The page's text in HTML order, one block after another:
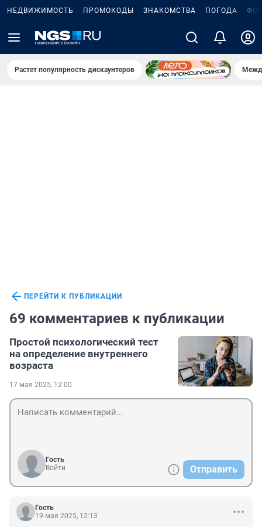
НЕДВИЖИМОСТЬ ПРОМОКОДЫ ЗНАКОМСТВА ПОГОДА
Растет популярность дискаунтеров
ПЕРЕЙТИ К ПУБЛИКАЦИИ
69 комментариев к публикации
Простой психологический тест
на определение внутреннего
возраста
17 мая 2025, 12:00
Гость
Войти
Отправить
Гость
19 мая 2025, 12:13